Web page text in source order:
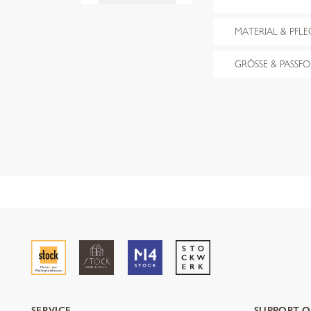
MATERIAL &
GRÖSSE &